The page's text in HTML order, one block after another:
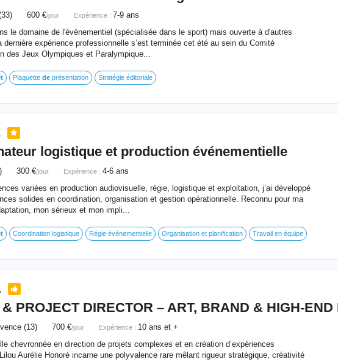
600 €/jour Expérience : 7-9 ans
le domaine de l'évènementiel (spécialisée dans le sport) mais ouverte à d'autres
dernière expérience professionnelle s’est terminée cet été au sein du Comité
des Jeux Olympiques et Paralympique...
Plaquette deprésentation Stratégie éditoriale
logistique et production événementielle
300 €/jour Expérience : 4-6 ans
variées en production audiovisuelle, régie, logistique et exploitation, j’ai développé
solides en coordination, organisation et gestion opérationnelle. Reconnu pour ma
mon sérieux et mon impli...
Coordination logistique Régie événementielle Organisation et planification Travail en équipe
PROJECT DIRECTOR – ART, BRAND & HIGH-END
(13) 700 €/jour Expérience : 10 ans et +
chevronnée en direction de projets complexes et en création d’expériences
Aurélie Honoré incarne une polyvalence rare mêlant rigueur stratégique, créativité